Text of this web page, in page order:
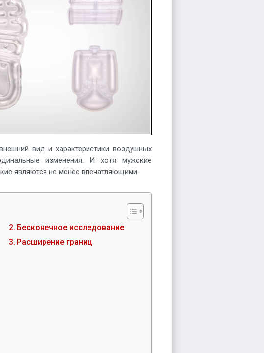
форму
вид и характеристики воздушных
изменения. И хотя мужские
являются не менее впечатляющими.
Бесконечное исследование
Расширение границ